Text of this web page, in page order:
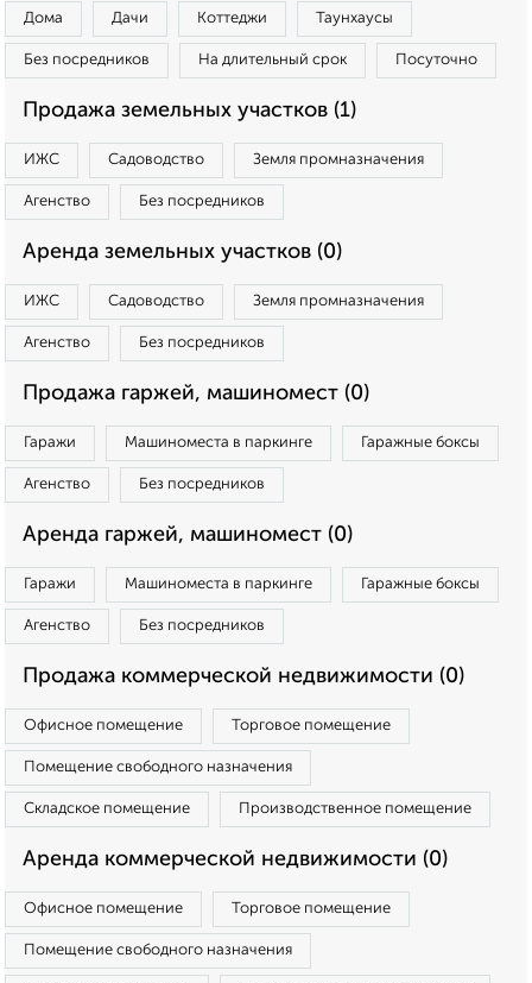
Дома Дачи Коттеджи Таунхаусы
Без посредников На длительный срок Посуточно
Продажа земельных участков (1)
ИЖС Садоводство Земля промназначения
Агенство Без посредников
Аренда земельных участков (0)
ИЖС Садоводство Земля промназначения
Агенство Без посредников
Продажа гаржей, машиномест (0)
Гаражи Машиноместа в паркинге Гаражные боксы
Агенство Без посредников
Аренда гаржей, машиномест (0)
Гаражи Машиноместа в паркинге Гаражные боксы
Агенство Без посредников
Продажа коммерческой недвижимости (0)
Офисное помещение Торговое помещение
Помещение свободного назначения
Складское помещение Производственное помещение
Аренда коммерческой недвижимости (0)
Офисное помещение Торговое помещение
Помещение свободного назначения